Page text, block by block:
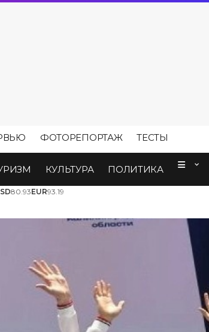
ФОТОРЕПОРТАЖ ТЕСТЫ
КУЛЬТУРА ПОЛИТИКА
80.93EUR93.19